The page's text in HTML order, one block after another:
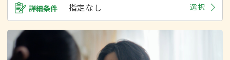
詳細条件 指定なし 選択